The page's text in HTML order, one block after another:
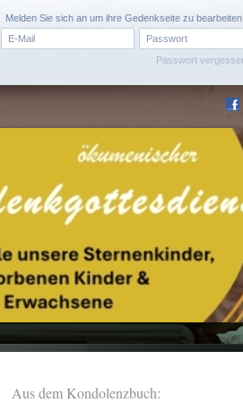
Passwort
Melden Sie sich an um ihre Gedenkseite zu bearbeiten
Aus dem Kondolenzbuch: